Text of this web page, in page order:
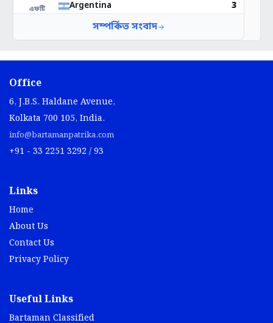
Office
6, J.B.S. Haldane Avenue,
Kolkata 700 105, India.
info@bartamanpatrika.com
+91 - 33 2251 3292 / 93
Links
Home
About Us
Contact Us
Privacy Policy
Useful Links
Bartaman Classified